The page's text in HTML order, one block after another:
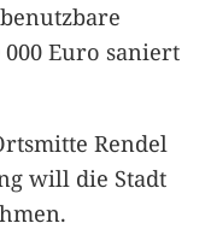
000 Euro saniert
Rendel
will die Stadt